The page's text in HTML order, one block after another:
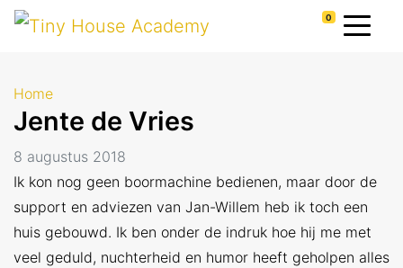
0
Home
Jente de Vries
8 augustus 2018
Ik kon nog geen boormachine bedienen, maar door de
support en adviezen van Jan-Willem heb ik toch een
huis gebouwd. Ik ben onder de indruk hoe hij me met
veel geduld, nuchterheid en humor heeft geholpen alles